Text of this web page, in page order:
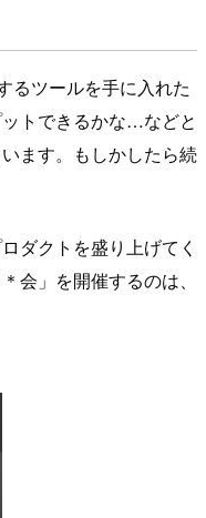
るツールを手に入れた
トできるかな…などと
ます。もしかしたら続
ダクトを盛り上げてく
会」を開催するのは、